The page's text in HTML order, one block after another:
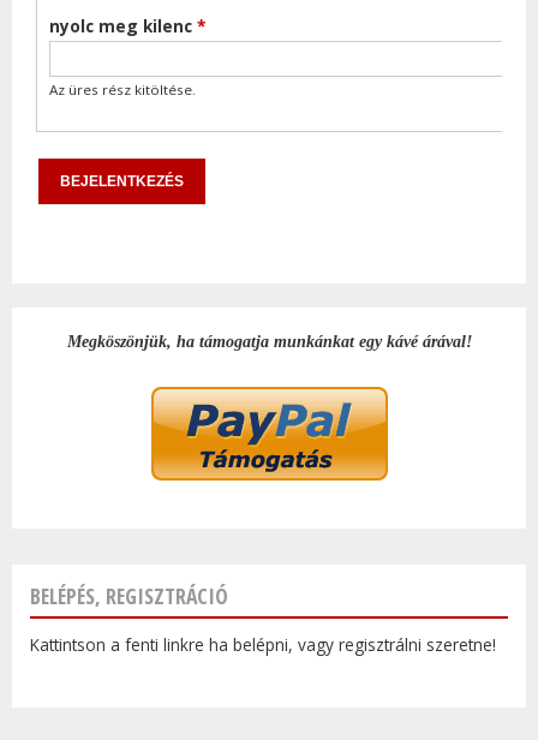
nyolc meg kilenc *
Az üres rész kitöltése.
Megköszönjük, ha támogatja munkánkat egy kávé árával!
BELÉPÉS, REGISZTRÁCIÓ
Kattintson a fenti linkre ha belépni, vagy regisztrálni szeretne!